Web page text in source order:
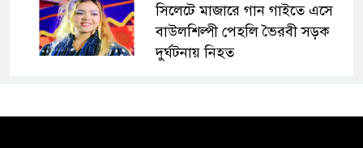
সিলেটে মাজারে গান গাইতে এসে
বাউলশিল্পী পেহলি ভৈরবী সড়ক
দুর্ঘটনায় নিহত
ঢাকা-সিলেট মহাসড়কে দুটি